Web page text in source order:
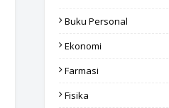
Buku Personal
Ekonomi
Farmasi
Fisika